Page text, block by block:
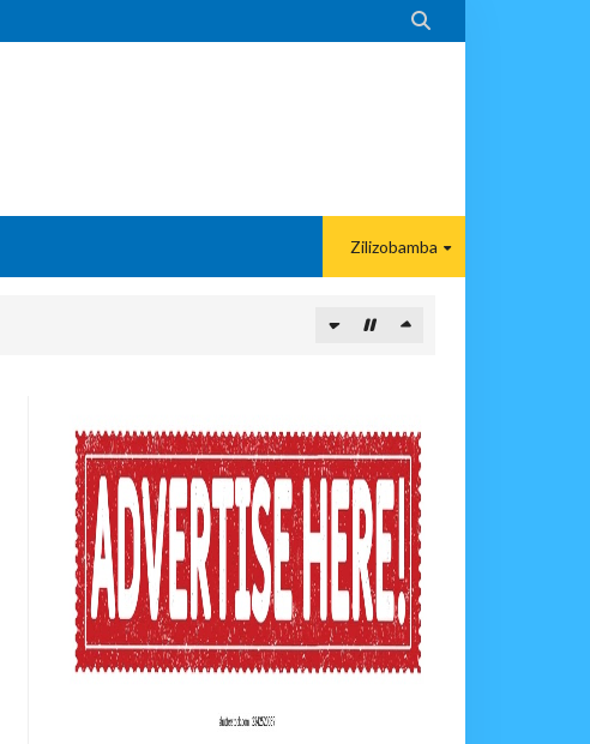

Zilizobamba
NANE NANE
UTOAJI WA HUDUMA NANENANE
UWAZI NA UWEKEZAJI.
Wenye Husuda, Mpaka Tiba Ya Asili Ilipoiikamata Na Kurejesha
Tiba Ya Mvuto Ilipomleta Mzungu Aliyenipenda Kwa Dhati Na
Wasichana Tupu, Mpaka Tiba Ya Kienyeji Ilipofungua Baraka Ya